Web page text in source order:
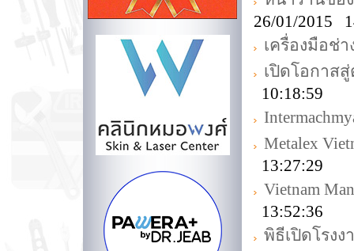
26/01/2015
เครื่องมือช่า
เปิดโอกาส
10:18:59
Metalex
13:27:29
Vietnam
13:52:36
พิธีเปิดโรง